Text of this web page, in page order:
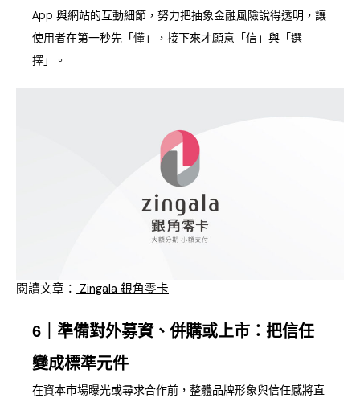
App 與網站的互動細節，努力把抽象金融風險說得透明，讓
使用者在第一秒先「懂」，接下來才願意「信」與「選
擇」。
閱讀文章： Zingala 銀角零卡
6｜準備對外募資、併購或上市：把信任
變成標準元件
在資本市場曝光或尋求合作前，整體品牌形象與信任感將直